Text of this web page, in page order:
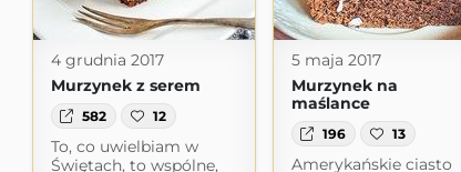
4 grudnia 2017
Murzynek z serem
582 12
To, co uwielbiam w
Świętach, to wspólne,
5 maja 2017
Murzynek na
maślance
196 13
Amerykańskie ciasto